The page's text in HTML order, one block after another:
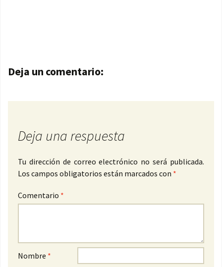
Navegación de entradas
Deja un comentario:
Deja una respuesta
Tu dirección de correo electrónico no será publicada.
Los campos obligatorios están marcados con *
Comentario *
Nombre *